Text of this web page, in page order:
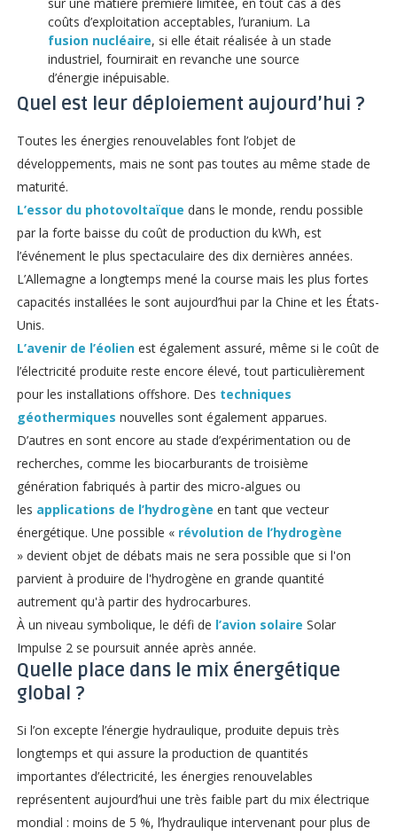
coûts d’exploitation acceptables, l’uranium. La
fusion nucléaire, si elle était réalisée à un stade
industriel, fournirait en revanche une source
d’énergie inépuisable.
Quel est leur déploiement aujourd’hui ?
Toutes les énergies renouvelables font l’objet de
développements, mais ne sont pas toutes au même stade de
maturité.
L’essor du photovoltaïque dans le monde, rendu possible
par la forte baisse du coût de production du kWh, est
l’événement le plus spectaculaire des dix dernières années.
L’Allemagne a longtemps mené la course mais les plus fortes
capacités installées le sont aujourd’hui par la Chine et les États-
Unis.
L’avenir de l’éolienest également assuré, même si le coût de
l’électricité produite reste encore élevé, tout particulièrement
pour les installations offshore. Des techniques
géothermiques nouvelles sont également apparues.
D’autres en sont encore au stade d’expérimentation ou de
recherches, comme les biocarburants de troisième
génération fabriqués à partir des micro-algues ou
les applications de l’hydrogène en tant que vecteur
énergétique. Une possible « révolution de l’hydrogène
» devient objet de débats mais ne sera possible que si l'on
parvient à produire de l'hydrogène en grande quantité
autrement qu'à partir des hydrocarbures.
À un niveau symbolique, le défi de l’avion solaire Solar
Impulse 2 se poursuit année après année.
Quelle place dans le mix énergétique
global ?
Si l’on excepte l’énergie hydraulique, produite depuis très
longtemps et qui assure la production de quantités
importantes d’électricité, les énergies renouvelables
représentent aujourd’hui une très faible part du mix électrique
mondial : moins de 5 %, l’hydraulique intervenant pour plus de